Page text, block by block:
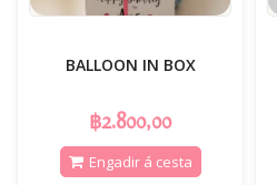
BALLOON IN BOX
฿2.800,00
Engadir á cesta